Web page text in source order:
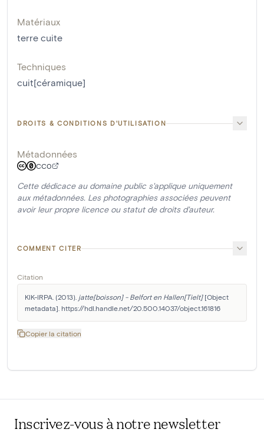
Matériaux
terre cuite
Techniques
cuit[céramique]
DROITS & CONDITIONS D'UTILISATION
Métadonnées
CC0
Cette dédicace au domaine public s'applique uniquement
aux métadonnées. Les photographies associées peuvent
avoir leur propre licence ou statut de droits d'auteur.
COMMENT CITER
Citation
KIK-IRPA. (2013). jatte[boisson] - Belfort en Hallen[Tielt] [Object
metadata]. https://hdl.handle.net/20.500.14037/object.161816
Copier la citation
Inscrivez-vous à notre newsletter